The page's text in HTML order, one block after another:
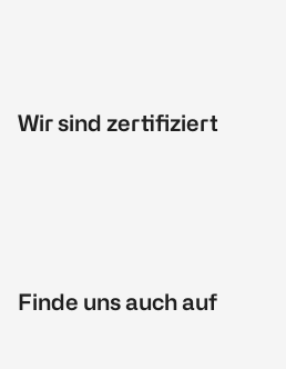
Wir sind zertifiziert
Finde uns auch auf